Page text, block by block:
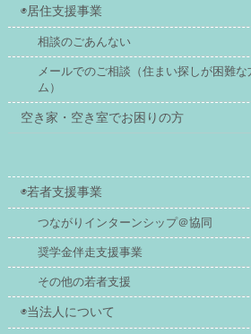
◉居住支援事業
相談のごあんない
メールでのご相談（住まい探しが困難
ム
空き家・空き室でお困りの方
◉若者支援事業
つながりインターンシップ＠協同
奨学金伴走支援事業
その他の若者支援
◉当法人について